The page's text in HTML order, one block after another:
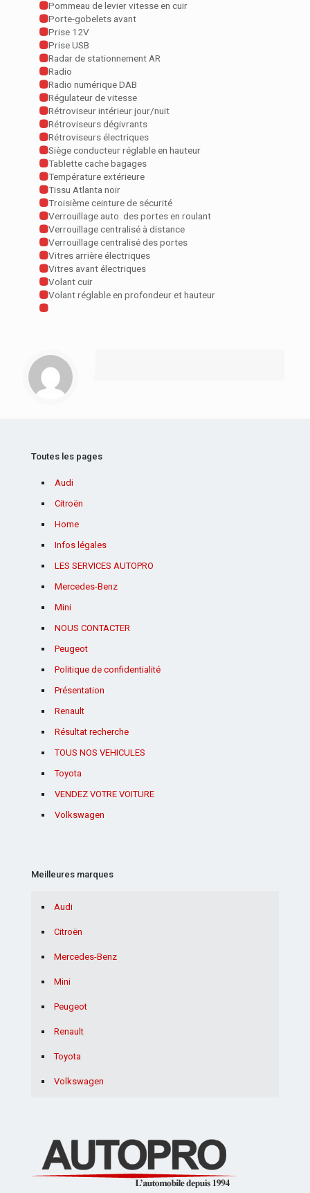
Pommeau de levier vitesse en cuir
Porte-gobelets avant
Prise 12V
Prise USB
Radar de stationnement AR
Radio
Radio numérique DAB
Régulateur de vitesse
Rétroviseur intérieur jour/nuit
Rétroviseurs dégivrants
Rétroviseurs électriques
Siège conducteur réglable en hauteur
Tablette cache bagages
Température extérieure
Tissu Atlanta noir
Troisième ceinture de sécurité
Verrouillage auto. des portes en roulant
Verrouillage centralisé à distance
Verrouillage centralisé des portes
Vitres arrière électriques
Vitres avant électriques
Volant cuir
Volant réglable en profondeur et hauteur
Toutes les pages
Audi
Citroën
Home
Infos légales
LES SERVICES AUTOPRO
Mercedes-Benz
Mini
NOUS CONTACTER
Peugeot
Politique de confidentialité
Présentation
Renault
Résultat recherche
TOUS NOS VEHICULES
Toyota
VENDEZ VOTRE VOITURE
Volkswagen
Meilleures marques
Audi
Citroën
Mercedes-Benz
Mini
Peugeot
Renault
Toyota
Volkswagen